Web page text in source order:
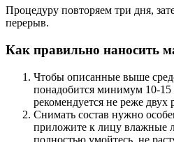
Процедуру повторяем три дня,
перерыв.
Как правильно наносить
Чтобы описанные выше
понадобится минимум 10-
рекомендуется не реже двух
Снимать состав нужно
приложите к лицу влажные
полностью умойтесь, не